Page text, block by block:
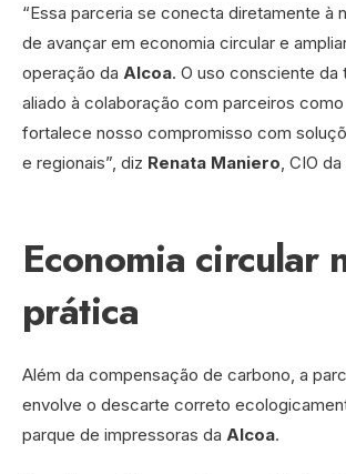
“Essa parceria se conecta diretamente à
de avançar em economia circular e
operação da Alcoa. O uso consciente da
aliado à colaboração com parceiros como
fortalece nosso compromisso com
e regionais”, diz Renata Maniero , CIO da
Economia circular
prática
Além da compensação de carbono, a
envolve o descarte correto
parque de impressoras da Alcoa.